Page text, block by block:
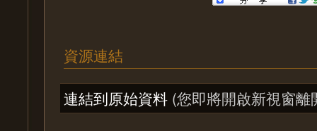
資源連結
連結到原始資料 (您即將開啟新視窗離